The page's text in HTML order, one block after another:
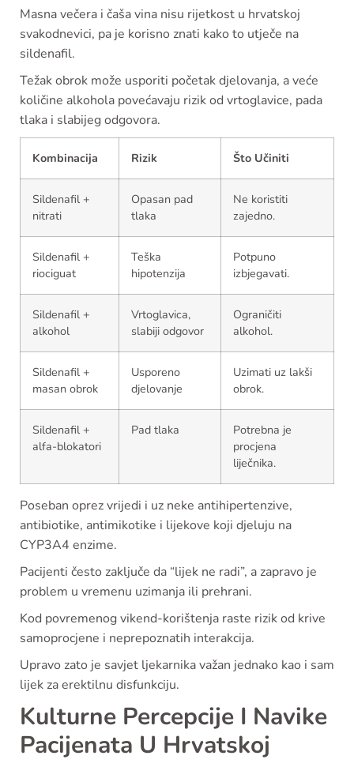
Masna večera i čaša vina nisu rijetkost u hrvatskoj
svakodnevici, pa je korisno znati kako to utječe na
sildenafil.
Težak obrok može usporiti početak djelovanja, a veće
količine alkohola povećavaju rizik od vrtoglavice, pada
tlaka i slabijeg odgovora.
Kombinacija Rizik Što Učiniti
Sildenafil +
nitrati
Opasan pad
tlaka
Ne koristiti
zajedno.
Sildenafil +
riociguat
Teška
hipotenzija
Potpuno
izbjegavati.
Sildenafil +
alkohol
Vrtoglavica,
slabiji odgovor
Ograničiti
alkohol.
Sildenafil +
masan obrok
Usporeno
djelovanje
Uzimati uz lakši
obrok.
Sildenafil +
alfa-blokatori
Pad tlaka
Potrebna je
procjena
liječnika.
Poseban oprez vrijedi i uz neke antihipertenzive,
antibiotike, antimikotike i lijekove koji djeluju na
CYP3A4 enzime.
Pacijenti često zaključe da “lijek ne radi”, a zapravo je
problem u vremenu uzimanja ili prehrani.
Kod povremenog vikend-korištenja raste rizik od krive
samoprocjene i neprepoznatih interakcija.
Upravo zato je savjet ljekarnika važan jednako kao i sam
lijek za erektilnu disfunkciju.
Kulturne Percepcije I Navike
Pacijenata U Hrvatskoj